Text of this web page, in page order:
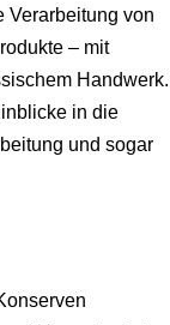
Verarbeitung von
– mit
Handwerk.
in die
und sogar